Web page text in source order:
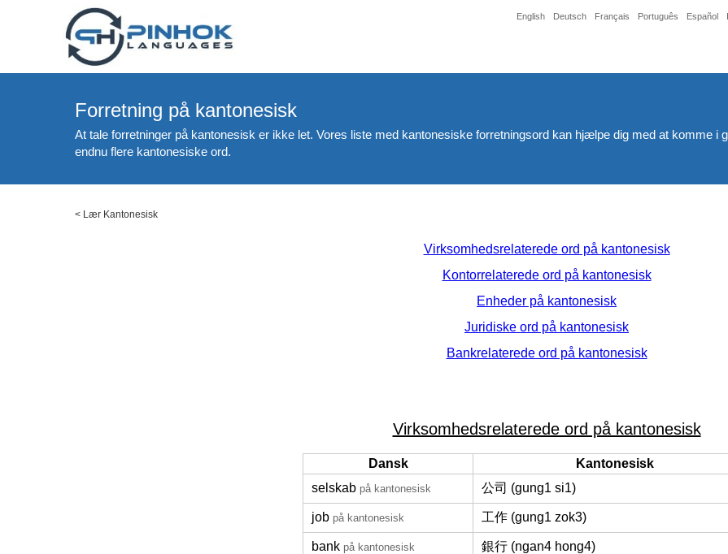
English Deutsch Français Português Español
Forretning på kantonesisk
At tale forretninger på kantonesisk er ikke let. Vores liste med kantonesiske forretningsord kan hjælpe dig med at komme
endnu flere kantonesiske ord.
< Lær Kantonesisk
Virksomhedsrelaterede ord på kantonesisk
Kontorrelaterede ord på kantonesisk
Enheder på kantonesisk
Juridiske ord på kantonesisk
Bankrelaterede ord på kantonesisk
Virksomhedsrelaterede ord på kantonesisk
Dansk
Kantonesisk
selskab på kantonesisk 公司 (gung1 si1)
job på kantonesisk 工作 (gung1 zok3)
bank på kantonesisk 銀行 (ngan4 hong4)